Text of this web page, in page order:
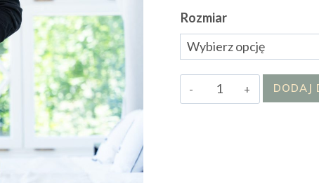
Rozmiar
ilość
Bluza
DODAJ